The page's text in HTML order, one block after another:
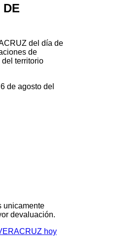
del día de
de
territorio
de agosto del
unicamente
devaluación.
hoy